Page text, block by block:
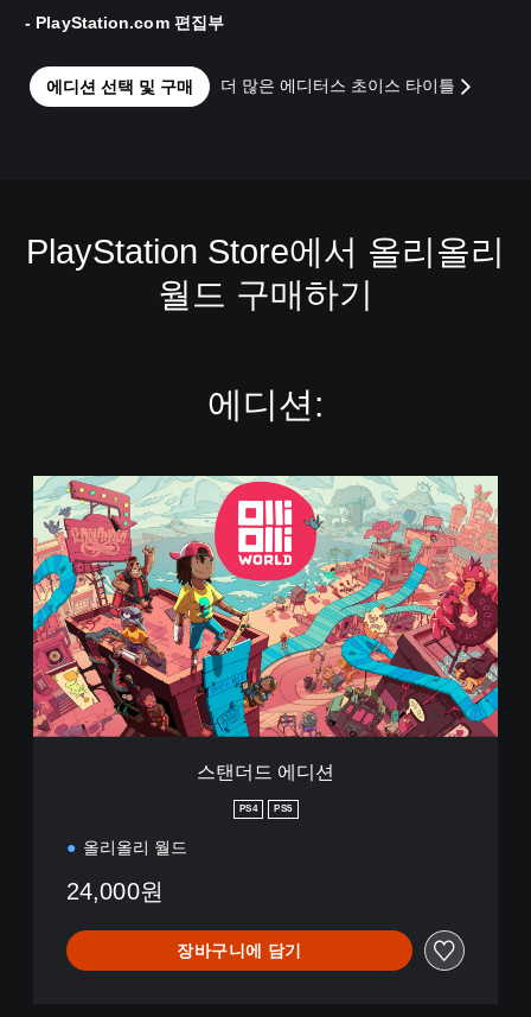
- PlayStation.com 편집부
에디션 선택 및 구매 더 많은 에디터스 초이스 타이틀
PlayStation Store에서 올리올리
월드 구매하기
에디션:
스
탠
더
드
에
디
션
스탠더드 에디션
PS4 PS5
올리올리 월드
24,000원
장바구니에 담기